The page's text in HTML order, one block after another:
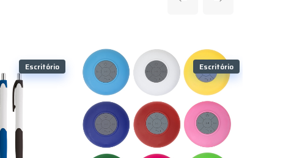
Escritório Escritório